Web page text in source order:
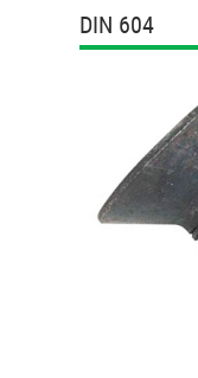
Анкеры
Болты и
Втулки
Гайки
DIN 604